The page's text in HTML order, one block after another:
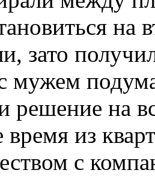
на
зато
мужем
решение на
из
с